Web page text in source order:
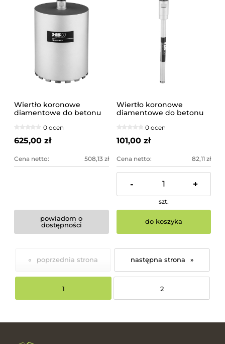
Wiertło koronowe
diamentowe do betonu
0 ocen
625,00 zł
Cena netto: 508,13 zł
powiadom o
dostępności
Wiertło koronowe
diamentowe do betonu
0 ocen
101,00 zł
Cena netto: 82,11 zł
- +
szt.
do koszyka
«
1 2
»